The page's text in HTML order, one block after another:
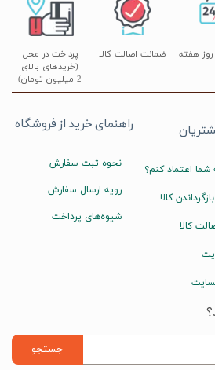
پرداخت در محل
(خریدهای بالای
2 میلیون تومان)
ضمانت اصالت کالا
راهنمای خرید از فروشگاه
نحوه ثبت سفارش
رویه ارسال سفارش
شیوه‌های پرداخت
شما اعتماد کنم؟
کالا
کالا
جستجو